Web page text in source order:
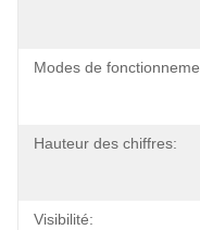
Modes de
Hauteur des chiffres:
Visibilité: